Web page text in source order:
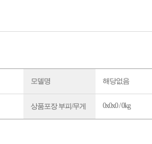
모델명 해당없음
상품포장 부피/무게 0x0x0 / 0kg